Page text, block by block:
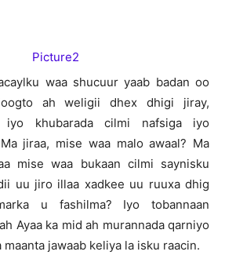
waa shucuur yaab badan oo
ah weligii dhex dhigi jiray,
iyo khubarada cilmi nafsiga iyo
jiraa, mise waa malo awaal? Ma
mise waa bukaan cilmi saynisku
uu jiro illaa xadkee uu ruuxa dhig
u fashilma? Iyo tobannaan
Ayaa ka mid ah murannada qarniyo
jawaab keliya la isku raacin.